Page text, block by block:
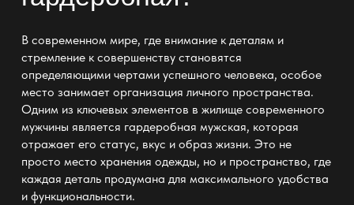
В современном мире, где внимание к деталям и
стремление к совершенству становятся
определяющими чертами успешного человека, особое
место занимает организация личного пространства.
Одним из ключевых элементов в жилище современного
мужчины является гардеробная мужская, которая
отражает его статус, вкус и образ жизни. Это не
просто место хранения одежды, но и пространство, где
каждая деталь продумана для максимального удобства
и функциональности.